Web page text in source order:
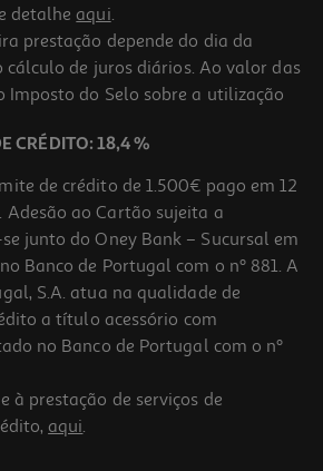
3.0
Dual Flat Branco
Wireless Cinzento
detalhe aqui.
prestação depende do dia da
de juros diários. Ao valor das
Imposto do Selo sobre a utilização
CRÉDITO: 18,4 %
de crédito de 1.500€ pago em 12
Adesão ao Cartão sujeita a
junto do Oney Bank – Sucursal em
Banco de Portugal com o nº 881. A
S.A. atua na qualidade de
a título acessório com
no Banco de Portugal com o nº
à prestação de serviços de
aqui.